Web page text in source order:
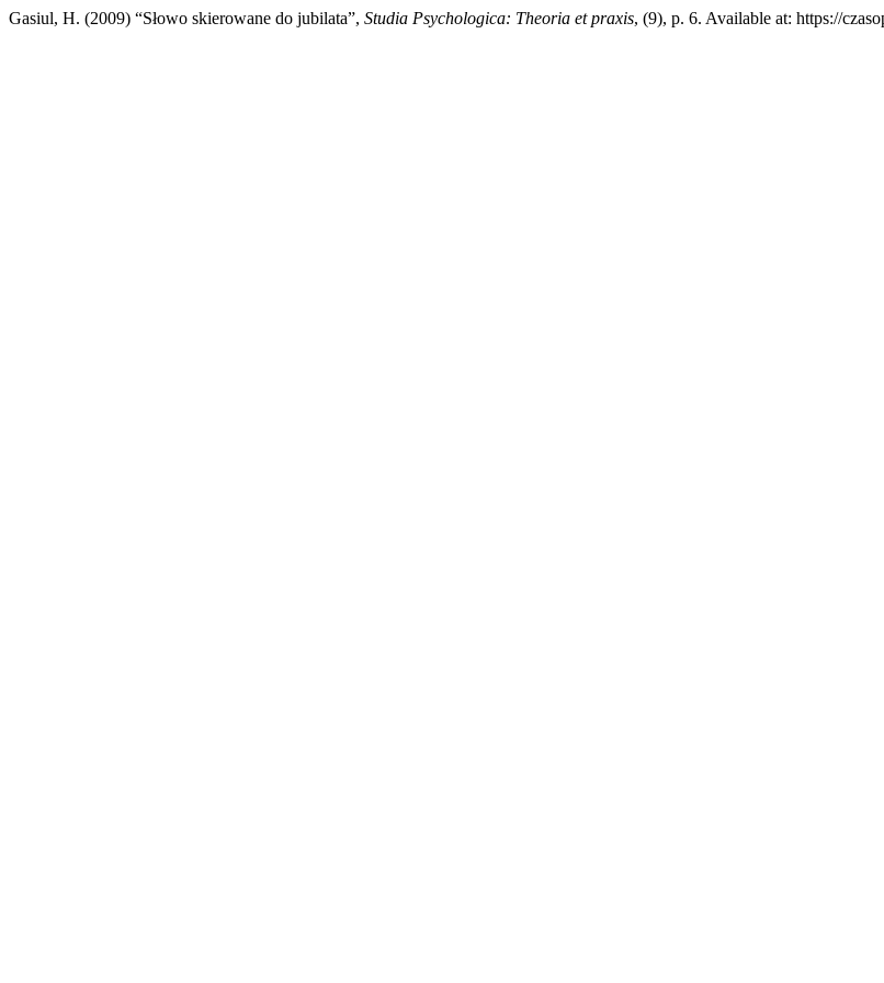
Gasiul, H. (2009) “Słowo skierowane do jubilata”, Studia Psychologica: Theoria et praxis, (9), p. 6. Available at: https://